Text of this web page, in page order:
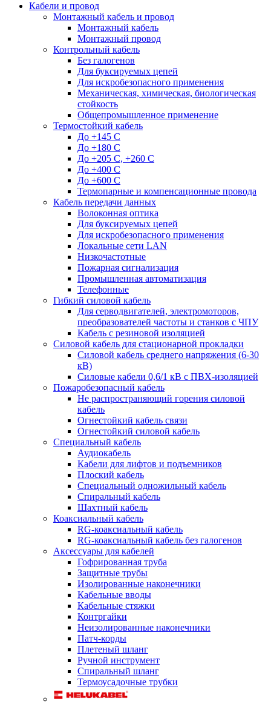
Кабели и провод
Монтажный кабель и провод
Монтажный кабель
Монтажный провод
Контрольный кабель
Без галогенов
Для буксируемых цепей
Для искробезопасного применения
Механическая, химическая, биологическая
стойкость
Общепромышленное применение
Термостойкий кабель
До +145 С
До +180 C
До +205 С, +260 С
До +400 C
До +600 С
Термопарные и компенсационные провода
Кабель передачи данных
Волоконная оптика
Для буксируемых цепей
Для искробезопасного применения
Локальные сети LAN
Низкочастотные
Пожарная сигнализация
Промышленная автоматизация
Телефонные
Гибкий силовой кабель
Для серводвигателей, электромоторов,
преобразователей частоты и станков с ЧПУ
Кабель с резиновой изоляцией
Силовой кабель для стационарной прокладки
Силовой кабель среднего напряжения (6-30
кВ)
Силовые кабели 0,6/1 кВ с ПВХ-изоляцией
Пожаробезопасный кабель
Не распространяющий горения силовой
кабель
Огнестойкий кабель связи
Огнестойкий силовой кабель
Специальный кабель
Аудиокабель
Кабели для лифтов и подъемников
Плоский кабель
Специальный одножильный кабель
Спиральный кабель
Шахтный кабель
Коаксиальный кабель
RG-коаксиальный кабель
RG-коаксиальный кабель без галогенов
Аксессуары для кабелей
Гофрированная труба
Защитные трубы
Изолированные наконечники
Кабельные вводы
Кабельные стяжки
Контргайки
Неизолированные наконечники
Патч-корды
Плетеный шланг
Ручной инструмент
Спиральный шланг
Термоусадочные трубки